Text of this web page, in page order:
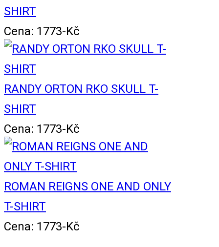
SHIRT
Cena: 1773-Kč
RANDY ORTON RKO SKULL T-
SHIRT
Cena: 1773-Kč
ROMAN REIGNS ONE AND ONLY
T-SHIRT
Cena: 1773-Kč